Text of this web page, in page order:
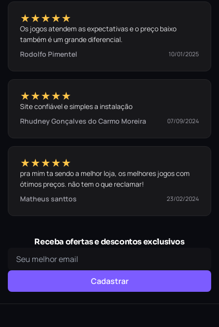
★★★★★
Os jogos atendem as expectativas e o preço baixo
também é um grande diferencial.
Rodolfo Pimentel
10/01/2025
★★★★★
Site confiável e simples a instalação
Rhudney Gonçalves do Carmo Moreira
07/09/2024
★★★★★
pra mim ta sendo a melhor loja, os melhores jogos com
ótimos preços. não tem o que reclamar!
Matheus santtos
23/02/2024
Receba ofertas e descontos exclusivos
Cadastrar